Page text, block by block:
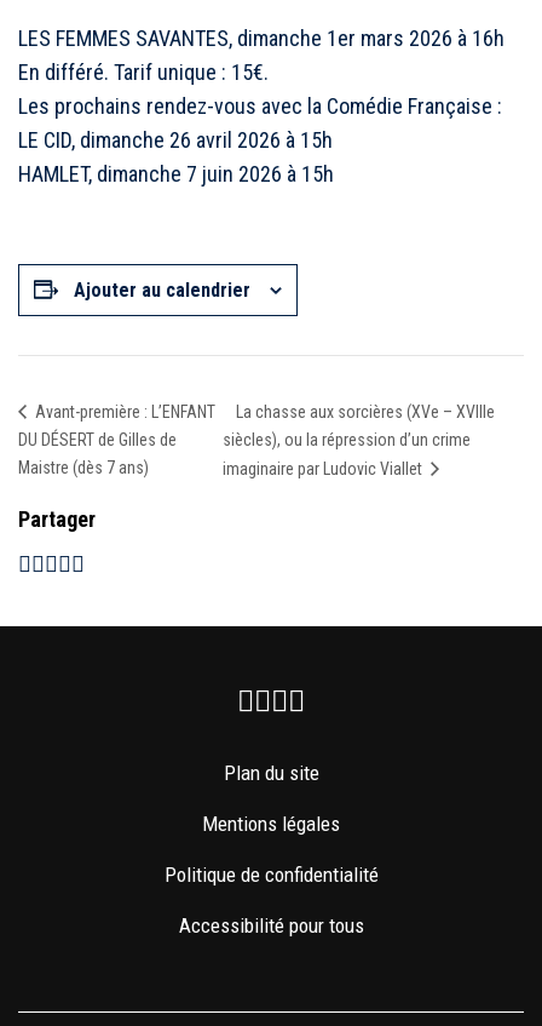
LES FEMMES SAVANTES, dimanche 1er mars 2026 à 16h
En différé. Tarif unique : 15€.
Les prochains rendez-vous avec la Comédie Française :
LE CID, dimanche 26 avril 2026 à 15h
HAMLET, dimanche 7 juin 2026 à 15h
Ajouter au calendrier
Avant-première : L’ENFANT
DU DÉSERT de Gilles de
Maistre (dès 7 ans)
La chasse aux sorcières (XVe – XVIIIe
siècles), ou la répression d’un crime
imaginaire par Ludovic Viallet
Partager
Facebook
Instagram
Youtube
Plan du site
Mentions légales
Politique de confidentialité
Accessibilité pour tous